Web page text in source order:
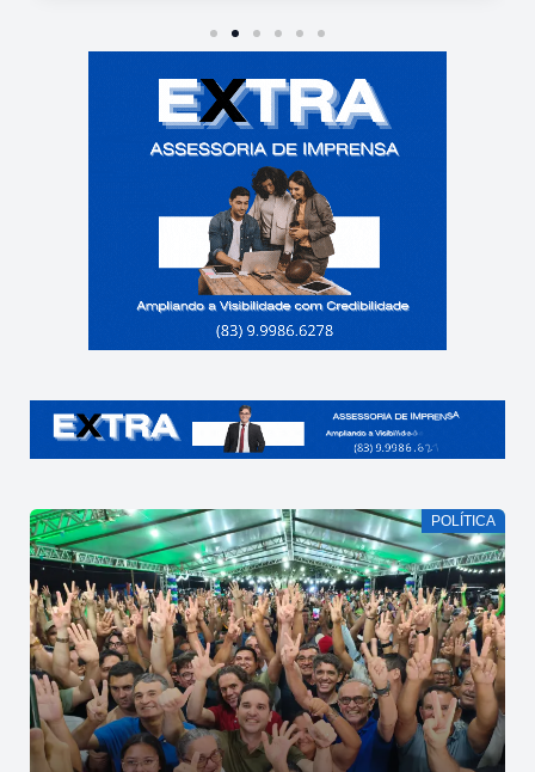
POLÍTICA